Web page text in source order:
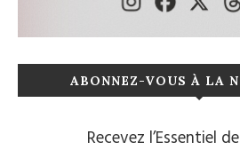
ABONNEZ-VOUS À LA
Recevez l’Essentiel